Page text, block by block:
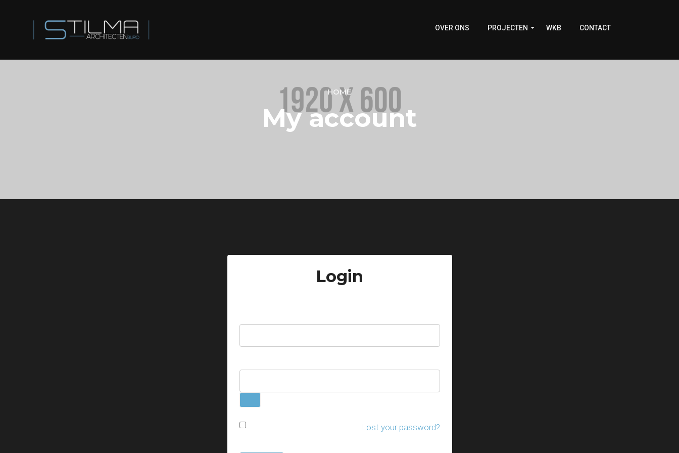
OVER ONS PROJECTEN WKB CONTACT
HOME
My account
Login
Lost your password?